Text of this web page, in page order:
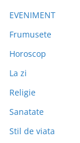
EVENIMENT
Frumusete
Horoscop
La zi
Religie
Sanatate
Stil de viata